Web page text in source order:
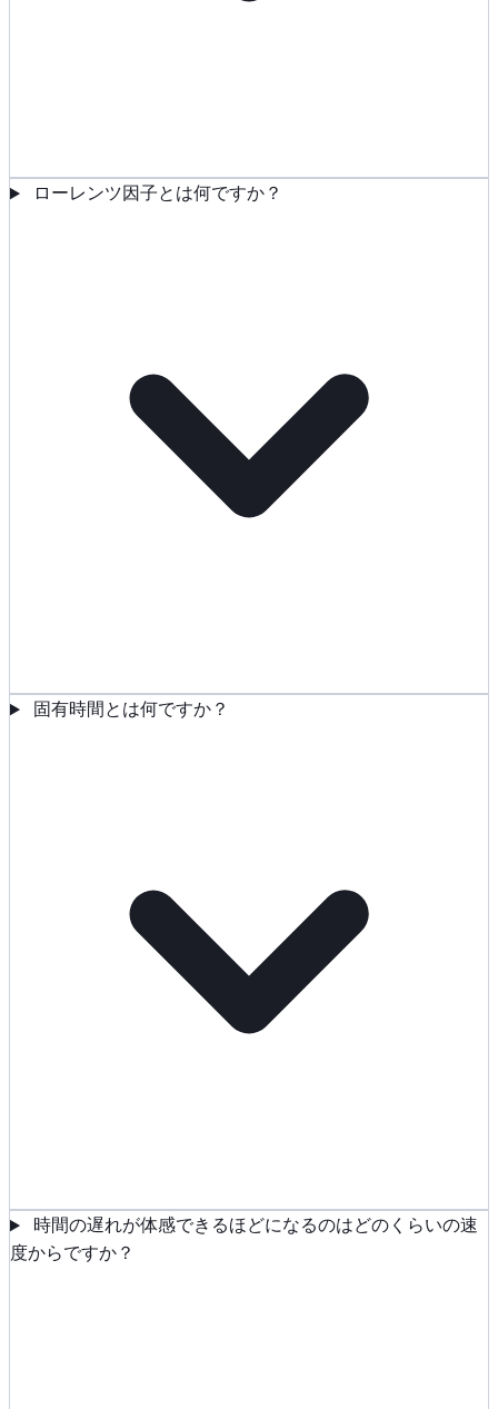
ローレンツ因子とは何ですか？
固有時間とは何ですか？
時間の遅れが体感できるほどになるのはどのくらいの速
度からですか？